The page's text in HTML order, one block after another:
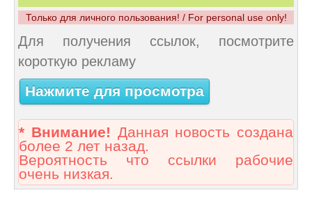
Только для личного пользования! / For personal use only!
Для получения ссылок, посмотрите
короткую рекламу
Нажмите для просмотра
* Внимание! Данная новость создана
более 2 лет назад.
Вероятность что ссылки рабочие
очень низкая.